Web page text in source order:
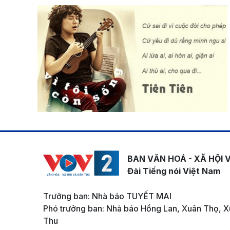
BAN VĂN HOÁ - XÃ HỘI
Đài Tiếng nói Việt Nam
Trưởng ban: Nhà báo TUYẾT MAI
Phó trưởng ban: Nhà báo Hồng Lan, Xuân Thọ,
Thu